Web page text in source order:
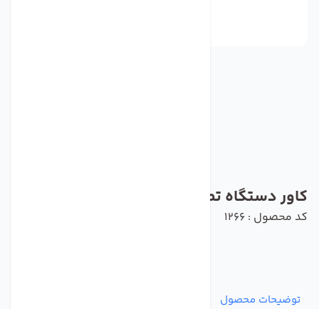
کاور دستگاه تصفیه آب
کد محصول : 1266
توضیحات محصول